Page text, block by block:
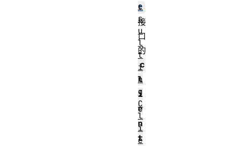
t
接
口
的
c
l
i
e
n
t
e
s
u
l
t
i
n
g
C
l
i
e